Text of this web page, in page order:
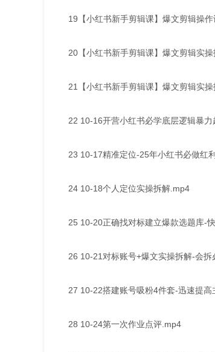
19【小红书新手剪辑课】爆文剪辑操
20【小红书新手剪辑课】爆文剪辑实
21【小红书新手剪辑课】爆文剪辑实
22 10-16开营小红书必学底层逻辑暴
23 10-17精准定位-25年小红书必做红
24 10-18个人定位实操拆解.mp4
25 10-20正确找对标建立爆款选题库-
26 10-21对标账号+爆文实操拆解-会拆
27 10-22搭建账号吸粉4件套-迅速提高
28 10-24第一次作业点评.mp4